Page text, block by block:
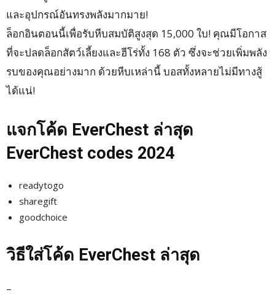
และอุปกรณ์อันทรงพลังมากมาย!
ล็อกอินตอนนี้เพื่อรับหีบสมบัติสูงสุด 15,000 ใบ! คุณมีโอกาส
ที่จะปลดล็อกสัตว์เลี้ยงและฮีโร่ทั้ง 168 ตัว ซึ่งจะช่วยเพิ่มพลัง
รบของคุณอย่างมาก ด้วยหีบเหล่านี้ บอสทั้งหลายไม่มีทางสู้
ได้แน่!
แจกโค้ด EverChest ล่าสุด
EverChest codes 2024
readytogo
sharegift
goodchoice
วิธีใส่โค้ด EverChest ล่าสุด
–